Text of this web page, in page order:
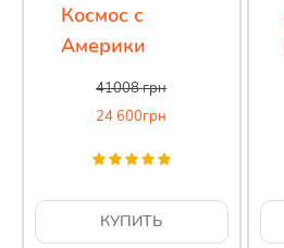
Космос с
Америки
41008грн
24 600грн
КУПИТЬ